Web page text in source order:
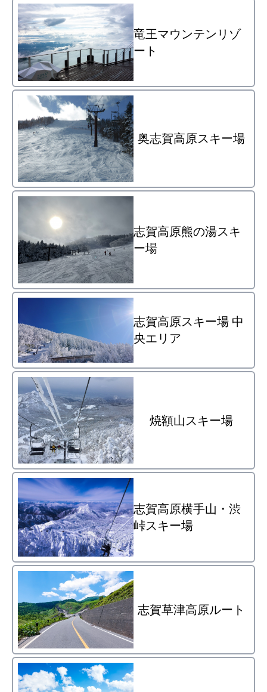
竜王マウンテンリゾ
ート
奥志賀高原スキー場
志賀高原熊の湯スキ
ー場
志賀高原スキー場 中
央エリア
焼額山スキー場
志賀高原横手山・渋
峠スキー場
志賀草津高原ルート